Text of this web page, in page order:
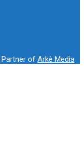
Partner of Arkè Media